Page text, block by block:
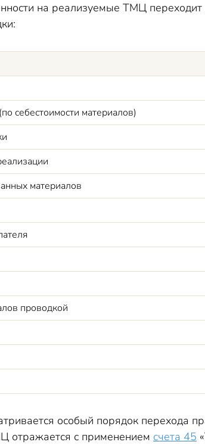
на реализуемые ТМЦ
себестоимости материалов)
материалов
проводкой
особый порядок перехода
отражается с применением счета 45